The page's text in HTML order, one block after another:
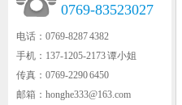
0769-83523027
电话：0769-8287 4382
手机：137-1205-2173 谭小姐
传真：0769-2290 6450
邮箱：honghe333@163.com